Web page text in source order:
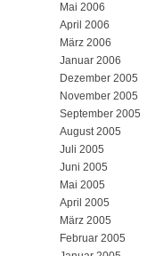
Mai 2006
April 2006
März 2006
Januar 2006
Dezember 2005
November 2005
September 2005
August 2005
Juli 2005
Juni 2005
Mai 2005
April 2005
März 2005
Februar 2005